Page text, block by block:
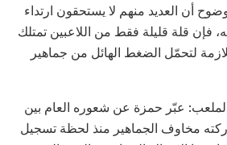
أن العديد منهم لا يستحقون ارتداء
فإن قلة قليلة فقط من اللاعبين تمتلك
لتحمّل الضغط الهائل من جماهير
عبّر حمزة عن شعوره العام بين
مخاوف الجماهير منذ لحظة تسجيل